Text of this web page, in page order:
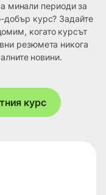
минали периоди за
добър курс? Задайте
когато курсът
резюмета никога
новини.
курс